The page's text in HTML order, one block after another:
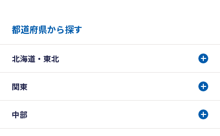
都道府県から探す
北海道・東北
関東
中部